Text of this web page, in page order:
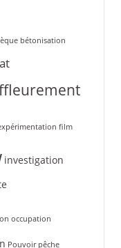
bétonisation
film
investigation
occupation
Pouvoir pêche